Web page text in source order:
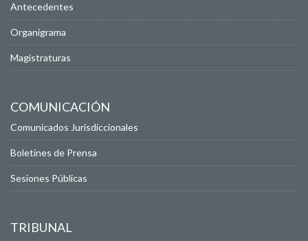
Antecedentes
Organigrama
Magistraturas
COMUNICACIÓN
Comunicados Jurisdiccionales
Boletines de Prensa
Sesiones Públicas
TRIBUNAL